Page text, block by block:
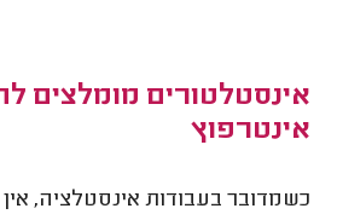
אינסטלטורים מומלצים
אינטרפוץ
כשמדובר בעבודות אינסטלציה,